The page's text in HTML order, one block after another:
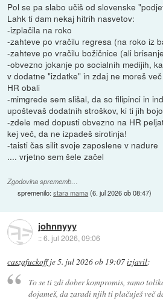
Pol se pa slabo učiš od slovenske
Lahk ti dam nekaj hitrih nasvetov:
-izplačila na roko
-zahteve po vračilu regresa (na roko iz
-zahteve po vračilu božičnice (ali
-obvezno jokanje po socialnih medijih,
v dodatne "izdatke" in zdaj ne moreš
HR obali
-mimgrede sem slišal, da so filipinci in
upoštevaš dodatnih stroškov, ki ti jih
-zdele med dopusti obvezno na HR
kej več, da ne izpadeš sirotinja!
-taisti čas silit svoje zaposlene v nadure
.... vrjetno sem šele začel
Zgodovina sprememb…
spremenilo:stara mama(6. jul 2026 ob 08:47)
johnnyyy
::6. jul 2026, 09:06
caszafuckoffje5. jul 2026 ob 19:07izjavil:
To se ti zdi dober kompromis, samo
dojameš, da zaradi njih ti plačuješ več